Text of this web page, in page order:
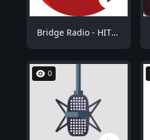
Bridge Radio - HITS China
0